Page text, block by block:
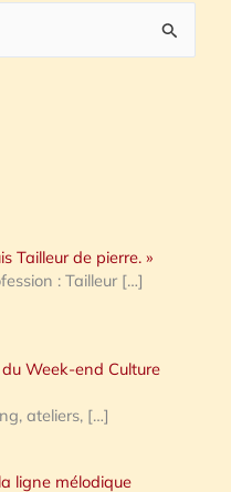
Tailleur de pierre. »
: Tailleur […]
Week-end Culture
ateliers, […]
ligne mélodique